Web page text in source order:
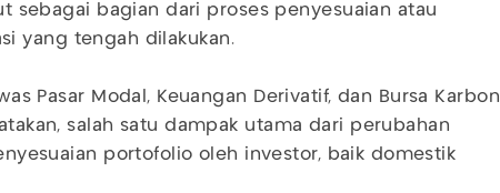
sebagai bagian dari proses penyesuaian atau
yang tengah dilakukan.
Pasar Modal, Keuangan Derivatif, dan Bursa Karbon
salah satu dampak utama dari perubahan
portofolio oleh investor, baik domestik